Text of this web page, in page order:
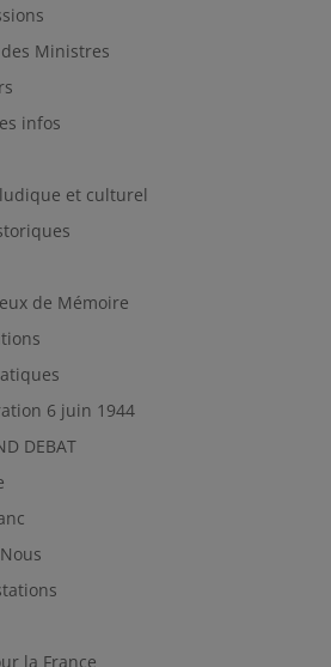
Ministres
infos
et culturel
de Mémoire
6 juin 1944
DEBAT
la France